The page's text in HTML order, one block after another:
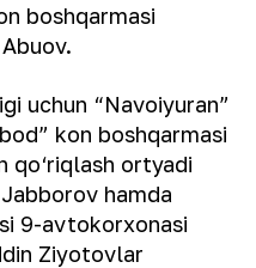
boshqarmasi
uchun “Navoiyuran”
kon boshqarmasi
qo‘riqlash ortyadi
hamda
9-avtokorxonasi
Ziyotovlar